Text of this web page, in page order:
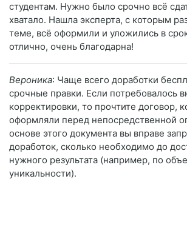
студентам. Нужно было срочно всё
хватало. Нашла эксперта, с которым
теме, всё оформили и уложились в
отлично, очень благодарна!
Вероника: Чаще всего доработки
срочные правки. Если потребовалось
корректировки, то прочтите договор,
оформляли перед непосредственной
основе этого документа вы вправе
доработок, сколько необходимо до
нужного результата (например, по
уникальности).